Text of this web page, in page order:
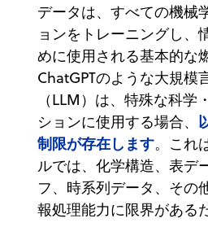
データは、すべての機械
ョンをトレーニングし、
めに使用される基本的な
ChatGPTのような大規模
（LLM）は、特殊な科学
ションに使用する場合、
制限が存在します。これ
ルでは、化学構造、表デ
フ、時系列データ、その
報処理能力に限界がある